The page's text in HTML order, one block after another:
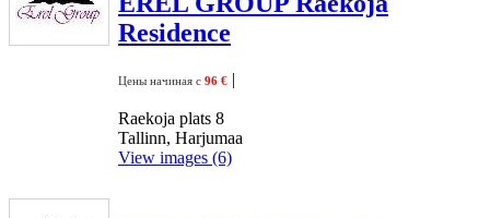
Residence
Цены начиная с 96 € |
Raekoja plats 8
Tallinn, Harjumaa
View images (6)